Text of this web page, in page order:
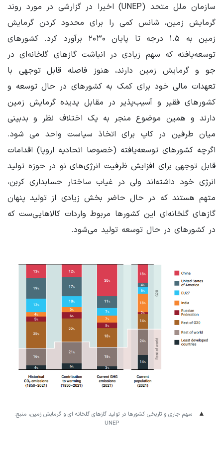
سازمان ملل متحد (
UNEP
)اخیرا در گزارشی در مورد روند
گرمایش زمین، شانس کمی را برای محدود کردن گرمایش
زمین به ۱.۵ درجه تا پایان ۲۰۳۰ برآورد کرد. کشورهای
توسعه‌یافته که سهم زیادی در انباشت گازهای گلخانه‌ای در
جو و گرمایش زمین دارند، هنوز فاصله قابل توجهی با
تعهدات مالی خود برای کمک به کشورهای در حال توسعه و
کشورهای فقیر و آسیب‌پذیر در مقابل پدیده‌ گرمایش زمین
دارند و همین موضوع منجر به یک اختلاف نظر و بدبینی
میان طرفین در کاپ برای اتخاذ سیاست واحد می شود.
اگرچه کشورهای توسعه‌یافته (خصوصا اتحادیه اروپا) اقدامات
قابل توجهی برای افزایش ظرفیت انرژی‌های نو در حوزه تولید
انرژی خود داشته‌اند ولی در غیاب ساختار حسابداری کربن،
متهم هستند که در حال حاضر بخش زیادی از تولید پنهان
گازهای گلخانه‌ای این کشورها مربوط واردات کالاهایی‌ست که
در کشورهای در حال توسعه تولید می‌شود.
سهم جاری و تاریخی کشورها در تولید گازهای گلخانه ای و گرمایش زمین، منبع:
UNEP